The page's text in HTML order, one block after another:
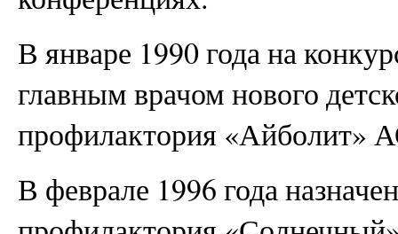
В январе 1990 года на
главным врачом нового
профилактория «Айболит»
В феврале 1996 года